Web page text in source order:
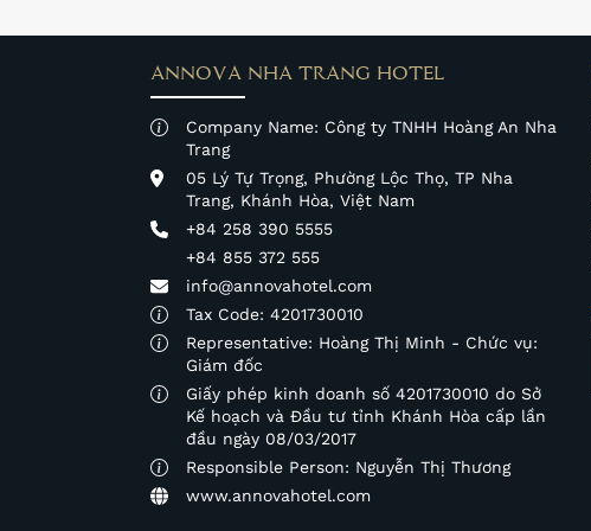
ANNOVA NHA TRANG HOTEL
Company Name: Công ty TNHH Hoàng An Nha
Trang
05 Lý Tự Trọng, Phường Lộc Thọ, TP Nha
Trang, Khánh Hòa, Việt Nam
+84 258 390 5555
+84 855 372 555
info@annovahotel.com
Tax Code: 4201730010
Representative: Hoàng Thị Minh - Chức vụ:
Giám đốc
Giấy phép kinh doanh số 4201730010 do Sở
Kế hoạch và Đầu tư tỉnh Khánh Hòa cấp lần
đầu ngày 08/03/2017
Responsible Person: Nguyễn Thị Thương
www.annovahotel.com